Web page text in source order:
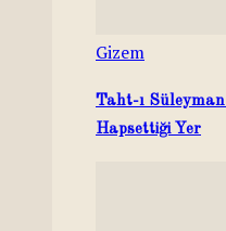
Gizem
Taht-ı Süleyman
Hapsettiği Yer